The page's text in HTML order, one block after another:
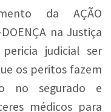
da AÇÃO
DOENÇA na Justiça
judicial ser
os peritos fazem
no segurado e
médicos para